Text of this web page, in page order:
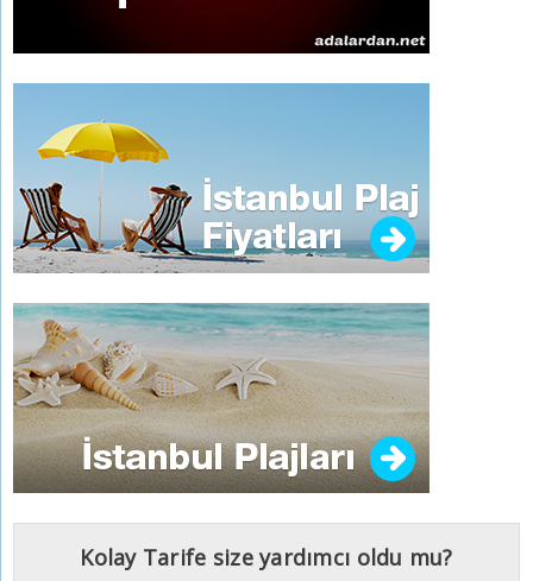
Kolay Tarife size yardımcı oldu mu?